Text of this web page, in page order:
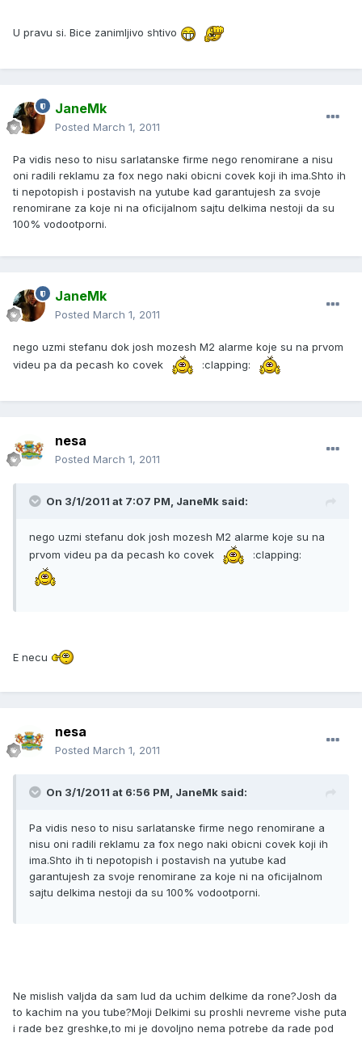
U pravu si. Bice zanimljivo shtivo
JaneMk
Posted March 1, 2011
Pa vidis neso to nisu sarlatanske firme nego renomirane a nisu
oni radili reklamu za fox nego naki obicni covek koji ih ima.Shto ih
ti nepotopish i postavish na yutube kad garantujesh za svoje
renomirane za koje ni na oficijalnom sajtu delkima nestoji da su
100% vodootporni.
JaneMk
Posted March 1, 2011
nego uzmi stefanu dok josh mozesh M2 alarme koje su na prvom
videu pa da pecash ko covek
:clapping:
nesa
Posted March 1, 2011
On 3/1/2011 at 7:07 PM, JaneMk said:
nego uzmi stefanu dok josh mozesh M2 alarme koje su na
prvom videu pa da pecash ko covek
:clapping:
E necu
nesa
Posted March 1, 2011
On 3/1/2011 at 6:56 PM, JaneMk said:
Pa vidis neso to nisu sarlatanske firme nego renomirane a
nisu oni radili reklamu za fox nego naki obicni covek koji ih
ima.Shto ih ti nepotopish i postavish na yutube kad
garantujesh za svoje renomirane za koje ni na oficijalnom
sajtu delkima nestoji da su 100% vodootporni.
Ne mislish valjda da sam lud da uchim delkime da rone?Josh da
to kachim na you tube?Moji Delkimi su proshli nevreme vishe puta
i rade bez greshke,to mi je dovoljno nema potrebe da rade pod